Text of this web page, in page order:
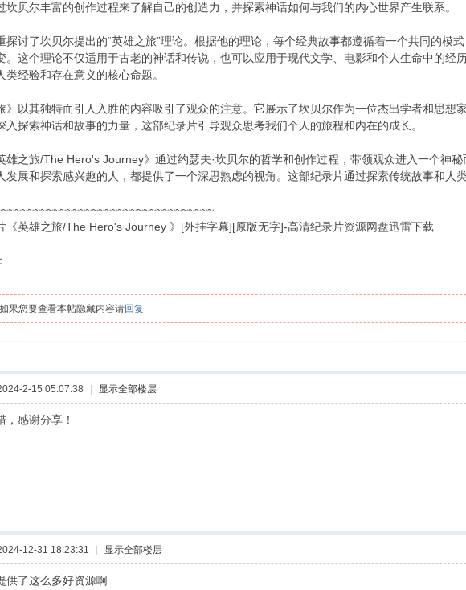
坎贝尔丰富的创作过程来了解自己的创造力，并探索神话如何与我们的内心世界产生联系。
探讨了坎贝尔提出的“英雄之旅”理论。根据他的理论，每个经典故事都遵循着一个共同的模
。这个理论不仅适用于古老的神话和传说，也可以应用于现代文学、电影和个人生命中的经
类经验和存在意义的核心命题。
》以其独特而引人入胜的内容吸引了观众的注意。它展示了坎贝尔作为一位杰出学者和思
入探索神话和故事的力量，这部纪录片引导观众思考我们个人的旅程和内在的成长。
雄之旅/The Hero's Journey》通过约瑟夫·坎贝尔的哲学和创作过程，带领观众进入一个神
发展和探索感兴趣的人，都提供了一个深思熟虑的视角。这部纪录片通过探索传统故事和人
《英雄之旅/The Hero's Journey 》[外挂字幕][原版无字]-高清纪录片资源网盘迅雷下载
果您要查看本帖隐藏内容请回复
2-15 05:07:38 显示全部楼层
，感谢分享！
12-31 18:23:31 显示全部楼层
供了这么多好资源啊